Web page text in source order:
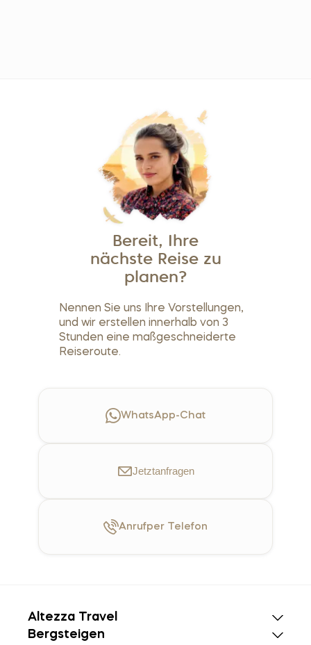
Bereit, Ihre
nächste Reise zu
planen?
Nennen Sie uns Ihre Vorstellungen,
und wir erstellen innerhalb von 3
Stunden eine maßgeschneiderte
Reiseroute.
WhatsApp-Chat
Jetztanfragen
Anrufper Telefon
Altezza Travel
Bergsteigen